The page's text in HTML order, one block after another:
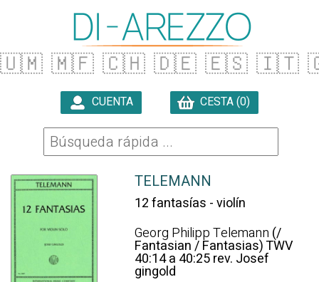
🇺🇲 🇲🇫 🇨🇭 🇩🇪 🇪🇸 🇮🇹
CUENTA CESTA (0)
TELEMANN
12 fantasías - violín
Georg Philipp Telemann (/
Fantasian / Fantasias) TWV
40:14 a 40:25 rev. Josef
gingold